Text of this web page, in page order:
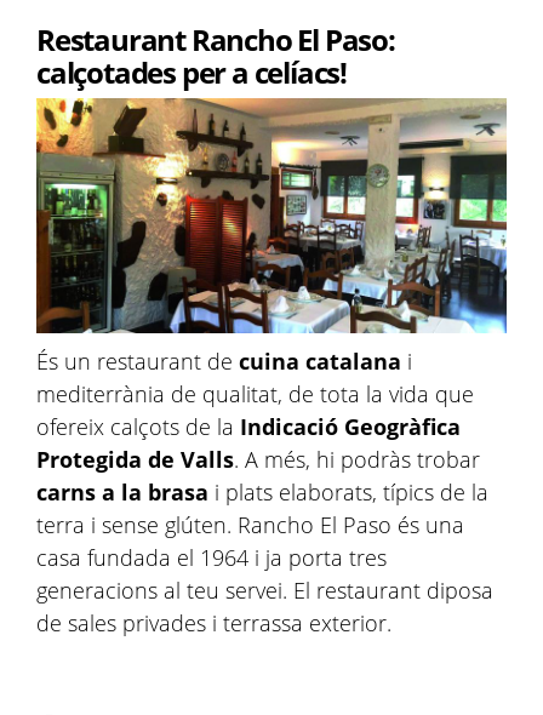
Restaurant Rancho El Paso:
calçotades per a celíacs!
És un restaurant de cuina catalana i
mediterrània de qualitat, de tota la vida que
ofereix calçots de la Indicació Geogràfica
Protegida de Valls. A més, hi podràs trobar
carns a la brasa i plats elaborats, típics de la
terra i sense glúten. Rancho El Paso és una
casa fundada el 1964 i ja porta tres
generacions al teu servei. El restaurant diposa
de sales privades i terrassa exterior.